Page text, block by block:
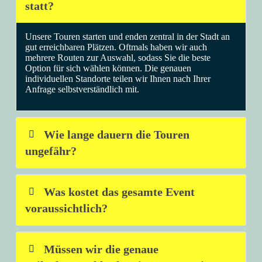
statt?
Unsere Touren starten und enden zentral in der Stadt an
gut erreichbaren Plätzen. Oftmals haben wir auch
mehrere Routen zur Auswahl, sodass Sie die beste
Option für sich wählen können. Die genauen
individuellen Standorte teilen wir Ihnen nach Ihrer
Anfrage selbstverständlich mit.
Wie lange dauern die Touren
ungefähr?
Was kostet das gesamte Event
voraussichtlich?
Müssen wir die genaue